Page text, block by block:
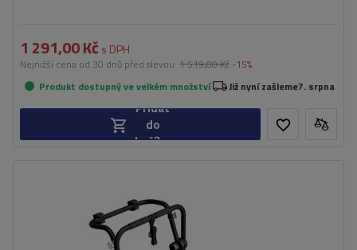
1 291,00 Kč s DPH
Nejnižší cena od 30 dnů před slevou: 1 519,00 Kč -15%
Produkt dostupný ve velkém množství
Již nyní zašleme7. srpna
Přidat
do
košíku
Nosnost nosiče jízdních kol:
45 kg
univerzální montážní systém
kompatibilní se všemi typy karoserií